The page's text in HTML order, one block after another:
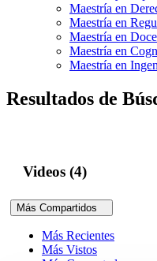
Maestría en
Maestría en
Maestría en
Maestría en
Maestría en
Resultados de
Videos (4)
Más Compartidos
Más Recientes
Más Vistos